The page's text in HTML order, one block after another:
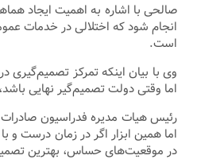
صالحی با اشاره به اهمیت ایجاد
انجام شود که اختلالی در خدمات
است.
وی با بیان اینکه تمرکز تصمیم‌گیری
اما وقتی دولت تصمیم‌گیر نهایی
رئیس هیات مدیره فدراسیون صادرات
اما همین ابزار اگر در زمان درست و
در موقعیت‌های حساس، بهترین